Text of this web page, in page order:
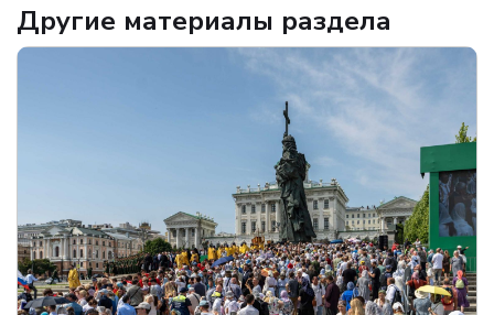
Другие материалы раздела